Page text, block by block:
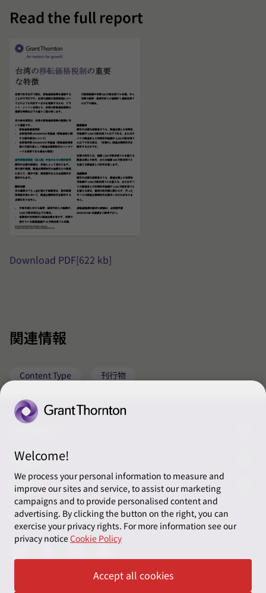
Read the full report
Download PDF[622 kb]
関連情報
Content Type 刊行物
ご相談・お問い合わせ
ABOUT
リソース
税務カレンダ
LEGAL
プライバシーポリシー
クッキーの設定
ソーシャルメディア
Welcome!
We process your personal information to measure and
improve our sites and service, to assist our marketing
campaigns and to provide personalised content and
advertising. By clicking the button on the right, you can
exercise your privacy rights. For more information see our
privacy noticeCookie Policy
Accept all cookies